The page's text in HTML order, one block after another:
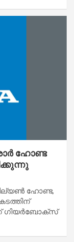
ഹോണ്ട
ഹോണ്ട,
ഗിയർബോക്‌സ്